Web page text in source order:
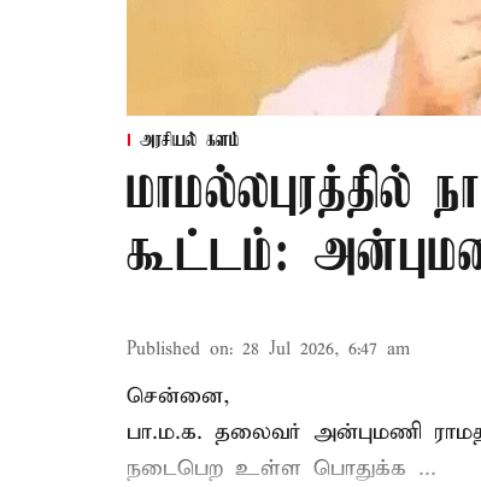
அரசியல் களம்
மாமல்லபுரத்தில்
கூட்டம்:
Published on: 28 Jul 2026, 6:47 am
சென்னை,
பா.ம.க. தலைவர் அன்புமணி
நடைபெற உள்ள பொதுக்க ...